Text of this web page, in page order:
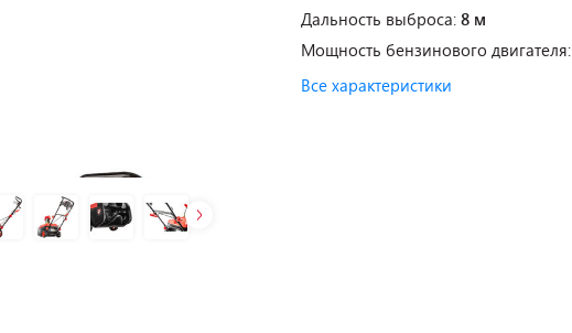
Дальность выброса: 8 м
Мощность бензинового двигателя:
Все характеристики